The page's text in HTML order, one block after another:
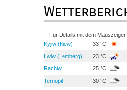
Für Details mit dem
Kyjiw (Kiew)
33 °C
Lwiw (Lemberg) 23 °C
Rachiw 25 °C
Ternopil 30 °C